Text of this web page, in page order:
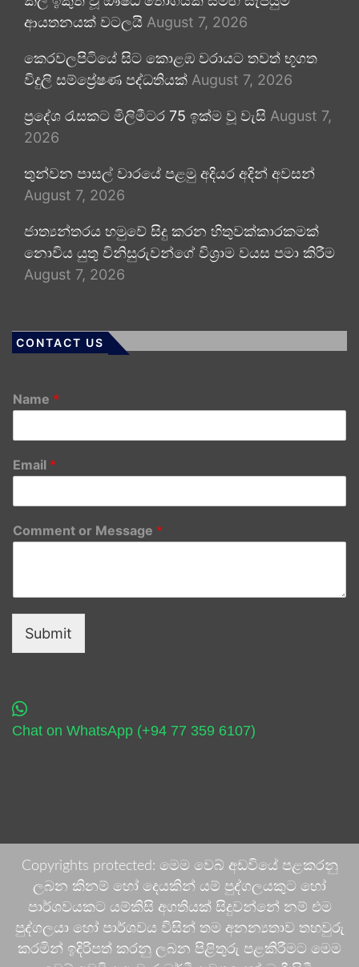
ආයතනයක් වටලයි August 7, 2026
කෙරවලපිටියේ සිට කොළඹ වරායට තවත් භූගත
විදුලි සම්ප්‍රේෂණ පද්ධතියක් August 7, 2026
ප්‍රදේශ රැසකට මිලිමීටර 75 ඉක්ම වූ වැසි August 7,
2026
තුන්වන පාසල් වාරයේ පළමු අදියර අදින් අවසන්
August 7, 2026
ජාත්‍යන්තරය හමුවේ සිදු කරන හිතුවක්කාරකමක්
නොවිය යුතු විනිසුරුවන්ගේ විශ්‍රාම වයස පමා කිරීම
August 7, 2026
CONTACT US
Name *
Email *
Comment or Message *
Submit
Chat on WhatsApp (+94 77 359 6107)
Copyrights protected: මෙම වෙබ් අඩවියේ පළකරනු
ලබන කිනම් හෝ දෙයකින් යම් පුද්ගලයකුට හෝ
පාර්ශවයකට යම්කිසි අගතියක් සිදුවන්නේ නම් එම
පුද්ගලයා හෝ පාර්ශවය විසින් තම අනන්‍යතාව තහවුරු
කරමින් ඉදිරිපත් කරනු ලබන පිළිතුරු පළකිරීමට මෙම